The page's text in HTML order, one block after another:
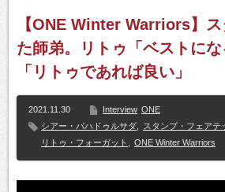
【ONE Winter Warriors】ス
た師弟。リトゥ「ベストに
「リトゥであれば良い」
2021.11.30 Interview ONE
シアー・バハドゥルサダ
スタンプ・フェアテ
リトゥ・フォーガット
ONE Winter Warriors